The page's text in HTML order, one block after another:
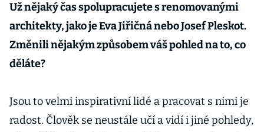
Už nějaký čas spolupracujete s renomovanými
architekty, jako je Eva Jiřičná nebo Josef Pleskot.
Změnili nějakým způsobem váš pohled na to, co
děláte?
Jsou to velmi inspirativní lidé a pracovat s nimi je
radost. Člověk se neustále učí a vidí i jiné pohledy,